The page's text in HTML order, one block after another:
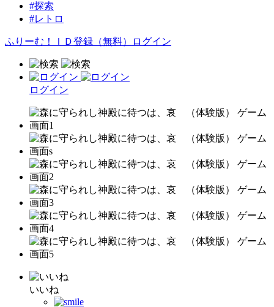
#探索
#レトロ
ふりーむ！ＩＤ登録（無料） ログイン
ログイン
いいね